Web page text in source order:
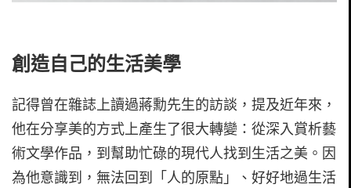
創造自己的生活美學
記得曾在雜誌上讀過蔣勳先生的訪談，提及近年來，
他在分享美的方式上產生了很大轉變：從深入賞析藝
術文學作品，到幫助忙碌的現代人找到生活之美。因
為他意識到，無法回到「人的原點」、好好地過生活